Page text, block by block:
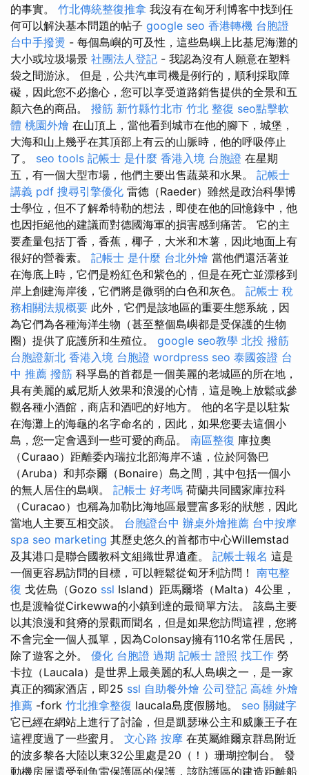
的事實。 竹北傳統整復推拿 我沒有在匈牙利博客中找到任
何可以解決基本問題的帖子 google seo 香港轉機 台胞證
台中手撥燙 - 每個島嶼的可及性，這些島嶼上比基尼海灘的
大小或垃圾場景 社團法人登記 - 我認為沒有人願意在塑料
袋之間游泳。 但是，公共汽車司機是例行的，順利採取障
礙，因此您不必擔心，您可以享受道路銷售提供的全景和五
顏六色的商品。 撥筋 新竹縣竹北市 竹北 整復 seo點擊軟
體 桃園外燴 在山頂上，當他看到城市在他的腳下，城堡，
大海和山上幾乎在其頂部上有云的山脈時，他的呼吸停止
了。 seo tools 記帳士 是什麼 香港入境 台胞證 在星期
五，有一個大型市場，他們主要出售蔬菜和水果。 記帳士
講義 pdf 搜尋引擎優化 雷德（Raeder）雖然是政治科學博
士學位，但不了解希特勒的想法，即使在他的回憶錄中，他
也因拒絕他的建議而對德國海軍的損害感到痛苦。 它的主
要產量包括丁香，香蕉，椰子，大米和木薯，因此地面上有
很好的營養素。 記帳士 是什麼 台北外燴 當他們還活著並
在海底上時，它們是粉紅色和紫色的，但是在死亡並漂移到
岸上創建海岸後，它們將是微弱的白色和灰色。 記帳士 稅
務相關法規概要 此外，它們是該地區的重要生態系統，因
為它們為各種海洋生物（甚至整個島嶼都是受保護的生物
圈）提供了庇護所和生殖位。 google seo教學 北投 撥筋
台胞證新北 香港入境 台胞證 wordpress seo 泰國簽證 台
中 推薦 撥筋 科孚島的首都是一個美麗的老城區的所在地，
具有美麗的威尼斯人效果和浪漫的心情，這是晚上放鬆或參
觀各種小酒館，商店和酒吧的好地方。 他的名字是以駐紮
在海灘上的海龜的名字命名的，因此，如果您要去這個小
島，您一定會遇到一些可愛的商品。 南區整復 庫拉奧
（Curaao）距離委內瑞拉北部海岸不遠，位於阿魯巴
（Aruba）和邦奈爾（Bonaire）島之間，其中包括一個小
的無人居住的島嶼。 記帳士 好考嗎 荷蘭共同國家庫拉科
（Curacao）也稱為加勒比海地區最豐富多彩的狀態，因此
當地人主要互相交談。 台胞證台中 辦桌外燴推薦 台中按摩
spa seo marketing 其歷史悠久的首都市中心Willemstad
及其港口是聯合國教科文組織世界遺產。 記帳士報名 這是
一個更容易訪問的目標，可以輕鬆從匈牙利訪問！ 南屯整
復 戈佐島（Gozo ssl Island）距馬爾塔（Malta）4公里，
也是渡輪從Cirkewwa的小鎮到達的最簡單方法。 該島主要
以其浪漫和貧瘠的景觀而聞名，但是如果您訪問這裡，您將
不會完全一個人孤單，因為Colonsay擁有110名常任居民，
除了遊客之外。 優化 台胞證 過期 記帳士 證照 找工作 勞
卡拉（Laucala）是世界上最美麗的私人島嶼之一，是一家
真正的獨家酒店，即25 ssl 自助餐外燴 公司登記 高雄 外燴
推薦 -fork 竹北推拿整復 laucala島度假勝地。 seo 關鍵字
它已經在網站上進行了討論，但是凱瑟琳公主和威廉王子在
這裡度過了一些蜜月。 文心路 按摩 在英屬維爾京群島附近
的波多黎各大陸以東32公里處是20（！）珊瑚控制台。 發
動機房屋還受到魚雷保護區的保護，該防護區的建造距離船